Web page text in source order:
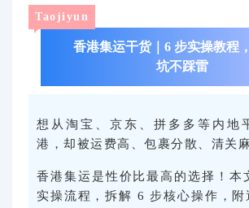
代购问答
Taojiyun
香港集运干货｜6 步实操教程
坑不踩雷
想从淘宝、京东、拼多多等内地
港，却被运费高、包裹分散、清关
香港集运是性价比最高的选择！本
实操流程，拆解 6 步核心操作，附